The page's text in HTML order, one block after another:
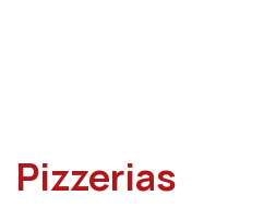
Pizzerias